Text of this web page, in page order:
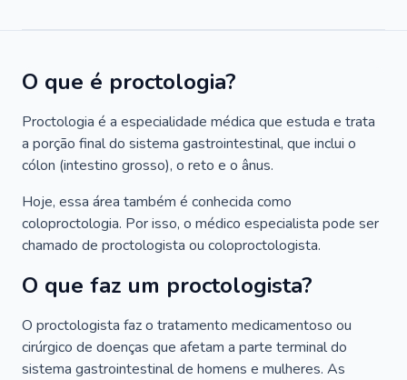
O que é proctologia?
Proctologia é a especialidade médica que estuda e trata
a porção final do sistema gastrointestinal, que inclui o
cólon (intestino grosso), o reto e o ânus.
Hoje, essa área também é conhecida como
coloproctologia. Por isso, o médico especialista pode ser
chamado de proctologista ou coloproctologista.
O que faz um proctologista?
O proctologista faz o tratamento medicamentoso ou
cirúrgico de doenças que afetam a parte terminal do
sistema gastrointestinal de homens e mulheres. As